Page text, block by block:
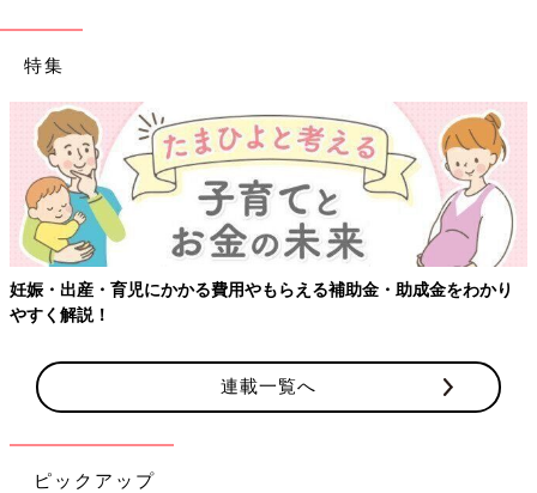
特集
【ワクチン接種できるものも】妊婦の感染症対策、知っておいて！
連載一覧へ
ピックアップ